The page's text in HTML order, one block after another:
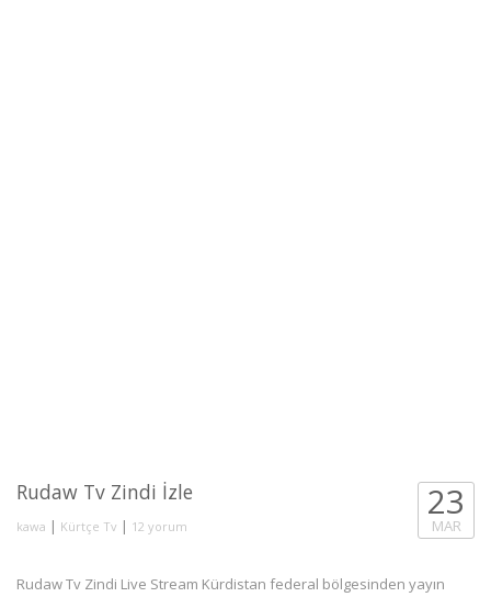
We are sorry, currently no live stream available.
Retrying in 11 saniye...
Rudaw Tv Zindi İzle
kawa | Kürtçe Tv | 12 yorum
23
MAR
Rudaw Tv Zindi Live Stream Kürdistan federal bölgesinden yayın